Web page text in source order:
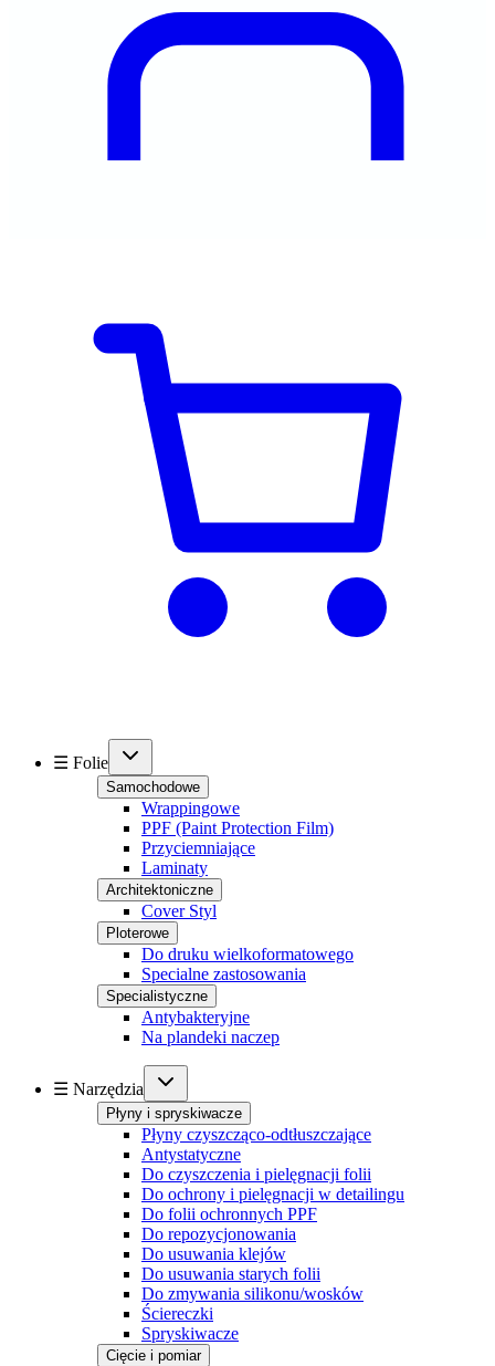
☰ Folie
Samochodowe
Wrappingowe
PPF (Paint Protection Film)
Przyciemniające
Laminaty
Architektoniczne
Cover Styl
Ploterowe
Do druku wielkoformatowego
Specialne zastosowania
Specialistyczne
Antybakteryjne
Na plandeki naczep
☰ Narzędzia
Płyny i spryskiwacze
Płyny czyszcząco-odtłuszczające
Antystatyczne
Do czyszczenia i pielęgnacji folii
Do ochrony i pielęgnacji w detailingu
Do folii ochronnych PPF
Do repozycjonowania
Do usuwania klejów
Do usuwania starych folii
Do zmywania silikonu/wosków
Ściereczki
Spryskiwacze
Cięcie i pomiar